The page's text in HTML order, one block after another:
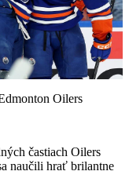
Oilers
častiach Oilers
naučili hrať brilantne